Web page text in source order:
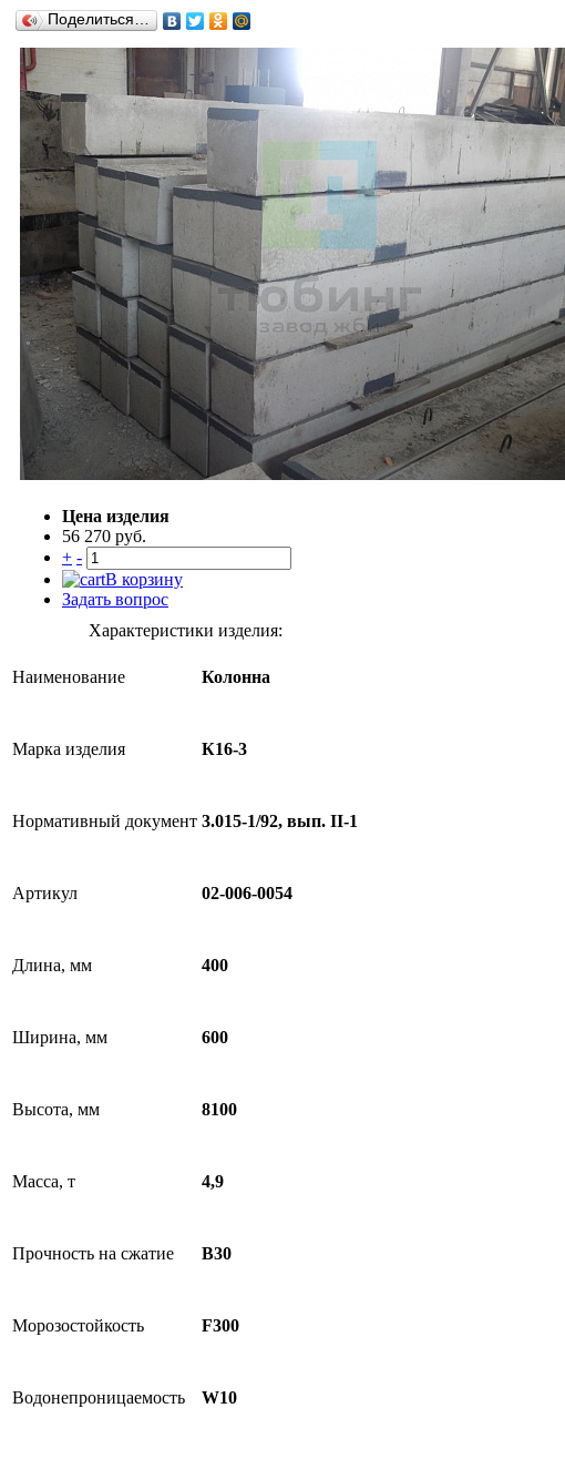
Поделиться…
Цена изделия
56 270 руб.
+ -
В корзину
Задать вопрос
Характеристики изделия:
Наименование Колонна
Марка изделия К16-3
Нормативный документ 3.015-1/92, вып. II-1
Артикул 02-006-0054
Длина, мм 400
Ширина, мм 600
Высота, мм 8100
Масса, т 4,9
Прочность на сжатие B30
Морозостойкость F300
Водонепроницаемость W10